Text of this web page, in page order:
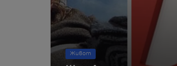
Живот